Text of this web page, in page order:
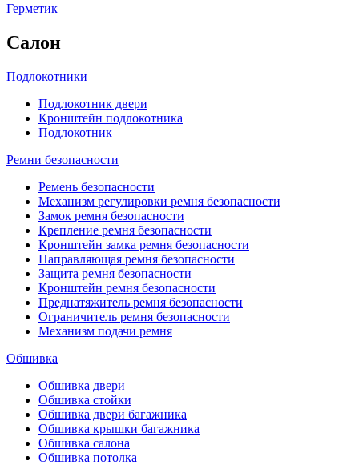
Герметик
Салон
Подлокотники
Подлокотник двери
Кронштейн подлокотника
Подлокотник
Ремни безопасности
Ремень безопасности
Механизм регулировки ремня безопасности
Замок ремня безопасности
Крепление ремня безопасности
Кронштейн замка ремня безопасности
Направляющая ремня безопасности
Защита ремня безопасности
Кронштейн ремня безопасности
Преднатяжитель ремня безопасности
Ограничитель ремня безопасности
Механизм подачи ремня
Обшивка
Обшивка двери
Обшивка стойки
Обшивка двери багажника
Обшивка крышки багажника
Обшивка салона
Обшивка потолка